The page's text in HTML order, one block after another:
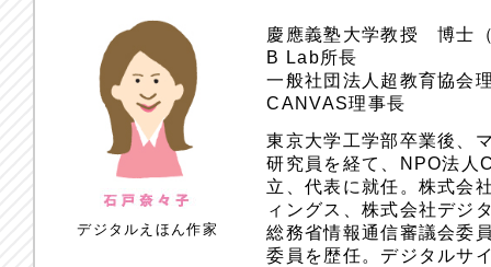
デジタルえほん作家
慶應義塾大学教授 博士
B Lab所長
一般社団法人超教育協会
CANVAS理事長
東京大学工学部卒業後、
研究員を経て、NPO法人
立、代表に就任。株式会
ィングス、株式会社デジ
総務省情報通信審議会委
委員を歴任。デジタルサ